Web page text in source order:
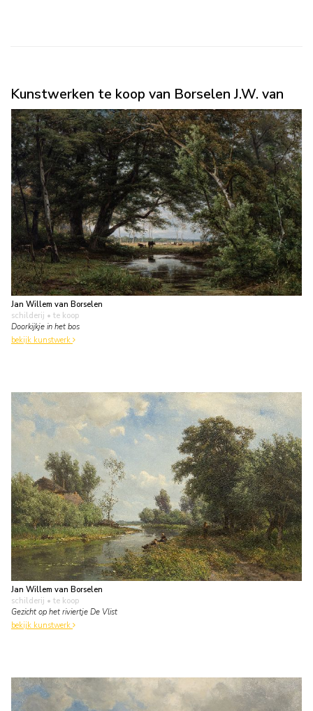
Kunstwerken te koop van Borselen J.W. van
Jan Willem van Borselen
schilderij • te koop
Doorkijkje in het bos
bekijk kunstwerk
Jan Willem van Borselen
schilderij • te koop
Gezicht op het riviertje De Vlist
bekijk kunstwerk